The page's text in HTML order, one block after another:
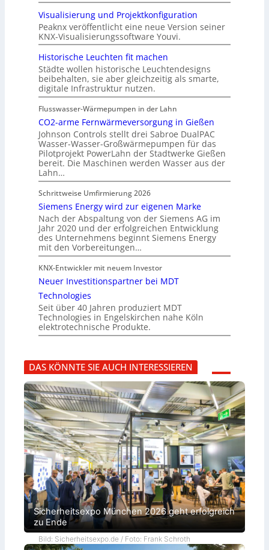
Visualisierung und Projektkonfiguration
Peaknx veröffentlicht eine neue Version seiner
KNX-Visualisierungssoftware Youvi.
Historische Leuchten fit machen
Städte wollen historische Leuchtendesigns
beibehalten, sie aber gleichzeitig als smarte,
digitale Infrastruktur nutzen.
Flusswasser-Wärmepumpen in der Lahn
CO2-arme Fernwärmeversorgung in Gießen
Johnson Controls stellt drei Sabroe DualPAC
Wasser-Wasser-Großwärmepumpen für das
Pilotprojekt PowerLahn der Stadtwerke Gießen
bereit. Die Maschinen werden Wasser aus der
Lahn…
Schrittweise Umfirmierung 2026
Siemens Energy wird zur eigenen Marke
Nach der Abspaltung von der Siemens AG im
Jahr 2020 und der erfolgreichen Entwicklung
des Unternehmens beginnt Siemens Energy
mit den Vorbereitungen…
KNX-Entwickler mit neuem Investor
Neuer Investitionspartner bei MDT
Technologies
Seit über 40 Jahren produziert MDT
Technologies in Engelskirchen nahe Köln
elektrotechnische Produkte.
DAS KÖNNTE SIE AUCH INTERESSIEREN
Sicherheitsexpo München 2026 geht erfolgreich
zu Ende
Bild: Sicherheitsexpo.de / Foto: Frank Schroth